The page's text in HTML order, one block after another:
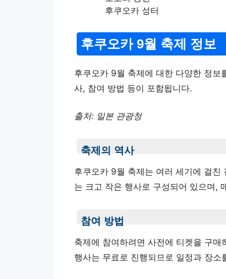
후쿠오카 성터
후쿠오카 9월 축제 정보
후쿠오카 9월 축제에 대한 다양한 정
사, 참여 방법 등이 포함됩니다.
출처: 일본 관광청
축제의 역사
후쿠오카 9월 축제는 여러 세기에 걸
는 크고 작은 행사로 구성되어 있으며,
참여 방법
축제에 참여하려면 사전에 티켓을 구
행사는 무료로 진행되므로 일정과 장소